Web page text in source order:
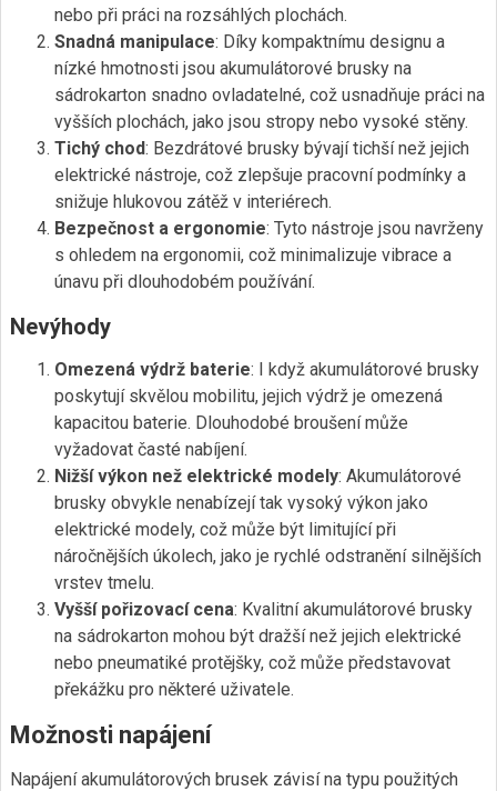
nebo při práci na rozsáhlých plochách.
Snadná manipulace: Díky kompaktnímu designu a
nízké hmotnosti jsou akumulátorové brusky na
sádrokarton snadno ovladatelné, což usnadňuje práci na
vyšších plochách, jako jsou stropy nebo vysoké stěny.
Tichý chod: Bezdrátové brusky bývají tichší než jejich
elektrické nástroje, což zlepšuje pracovní podmínky a
snižuje hlukovou zátěž v interiérech.
Bezpečnost a ergonomie: Tyto nástroje jsou navrženy
s ohledem na ergonomii, což minimalizuje vibrace a
únavu při dlouhodobém používání.
Nevýhody
Omezená výdrž baterie: I když akumulátorové brusky
poskytují skvělou mobilitu, jejich výdrž je omezená
kapacitou baterie. Dlouhodobé broušení může
vyžadovat časté nabíjení.
Nižší výkon než elektrické modely: Akumulátorové
brusky obvykle nenabízejí tak vysoký výkon jako
elektrické modely, což může být limitující při
náročnějších úkolech, jako je rychlé odstranění silnějších
vrstev tmelu.
Vyšší pořizovací cena: Kvalitní akumulátorové brusky
na sádrokarton mohou být dražší než jejich elektrické
nebo pneumatiké protějšky, což může představovat
překážku pro některé uživatele.
Možnosti napájení
Napájení akumulátorových brusek závisí na typu použitých